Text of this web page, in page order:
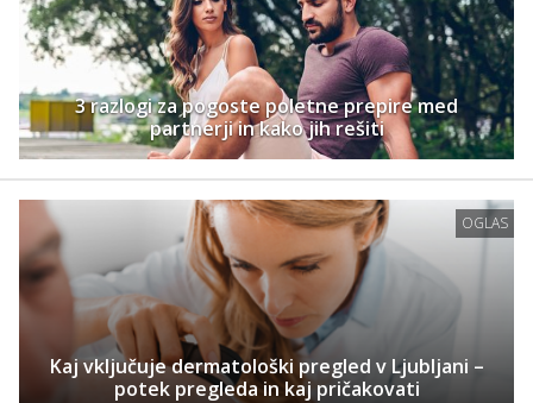
3 razlogi za pogoste poletne prepire med
partnerji in kako jih rešiti
OGLAS
Kaj vključuje dermatološki pregled v Ljubljani –
potek pregleda in kaj pričakovati